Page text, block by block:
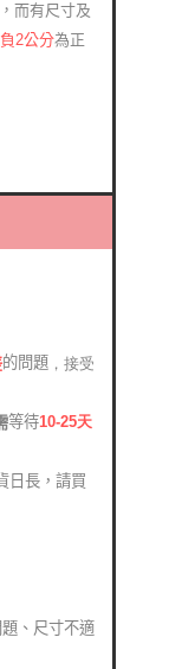
而有尺寸及
2公分為正
的問題 ，接受
等待10-25天
日長，請買
、尺寸不適